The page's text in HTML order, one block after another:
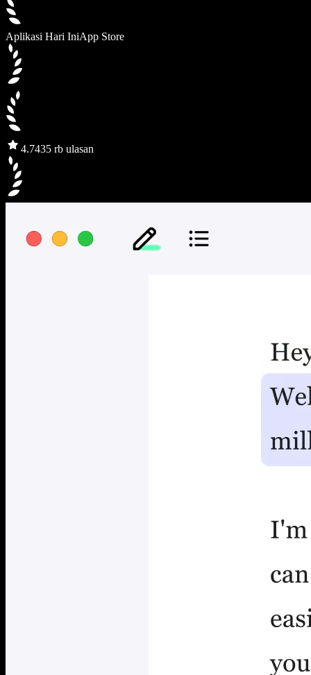
Aplikasi Hari IniApp Store
4.7435 rb ulasan